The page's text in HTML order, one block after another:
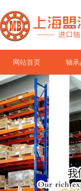
网站首页 轴承